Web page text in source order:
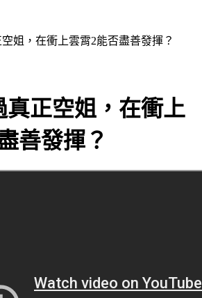
姐，在衝上雲霄2能否盡善發揮？
真正空姐，在衝上
善發揮？